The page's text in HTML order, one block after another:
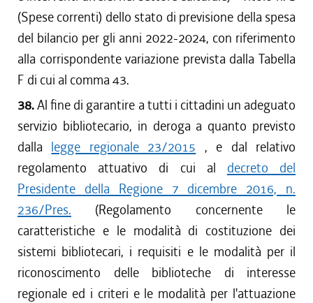
(Spese correnti) dello stato di previsione della spesa
del bilancio per gli anni 2022-2024, con riferimento
alla corrispondente variazione prevista dalla Tabella
F di cui al comma 43.
38.Al fine di garantire a tutti i cittadini un adeguato
servizio bibliotecario, in deroga a quanto previsto
dalla legge regionale 23/2015 , e dal relativo
regolamento attuativo di cui al decreto del
Presidente della Regione 7 dicembre 2016, n.
236/Pres. (Regolamento concernente le
caratteristiche e le modalità di costituzione dei
sistemi bibliotecari, i requisiti e le modalità per il
riconoscimento delle biblioteche di interesse
regionale ed i criteri e le modalità per l'attuazione